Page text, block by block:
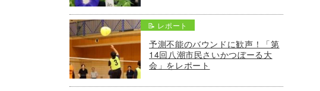
📝 レポート
予測不能のバウンドに歓声！「第
14回八潮市民さいかつぼーる大
会」をレポート